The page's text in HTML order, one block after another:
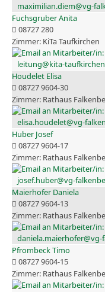
maximilian.diem@vg-
Fuchsgruber Anita
08727 280
KiTa Taufkirchen
leitung@kita-
Houdelet Elisa
08727 9604-30
Rathaus
elisa.houdelet@vg-
Huber Josef
08727 9604-17
Rathaus
josef.huber@vg-
Maierhofer Daniela
08727 9604-13
Rathaus
daniela.maierhofer@vg-
Pfrombeck Timo
08727 9604-15
Rathaus